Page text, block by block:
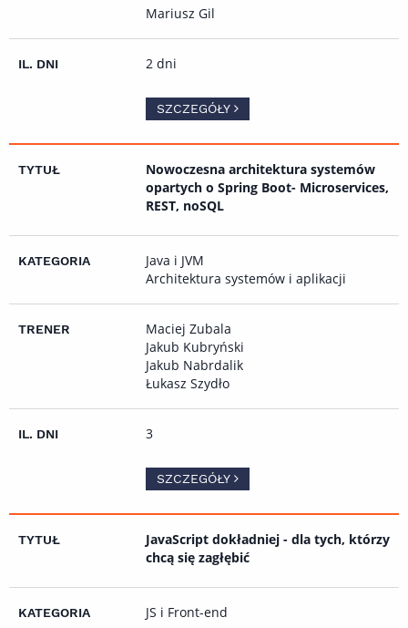
Mariusz Gil
2 dni
SZCZEGÓŁY
Nowoczesna architektura systemów
opartych o Spring Boot- Microservices,
REST, noSQL
Java i JVM
Architektura systemów i aplikacji
Maciej Zubala
Jakub Kubryński
Jakub Nabrdalik
Łukasz Szydło
3
SZCZEGÓŁY
JavaScript dokładniej - dla tych, którzy
chcą się zagłębić
JS i Front-end